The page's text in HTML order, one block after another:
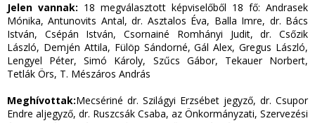
Jelen vannak: 18 megválasztott képviselőből 18 fő: Andrasek
Mónika, Antunovits Antal, dr. Asztalos Éva, Balla Imre, dr. Bács
István, Csépán István, Csornainé Romhányi Judit, dr. Csőzik
László, Demjén Attila, Fülöp Sándorné, Gál Alex, Gregus László,
Lengyel Péter, Simó Károly, Szűcs Gábor, Tekauer Norbert,
Tetlák Örs, T. Mészáros András
Meghívottak:Mecsériné dr. Szilágyi Erzsébet jegyző, dr. Csupor
Endre aljegyző, dr. Ruszcsák Csaba, az Önkormányzati, Szervezési